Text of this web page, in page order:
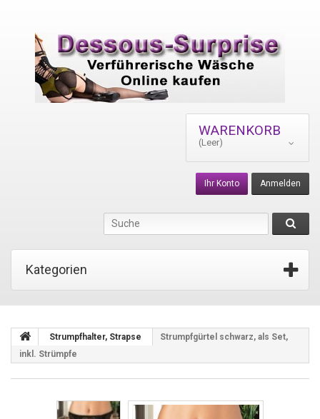
WARENKORB
(Leer)
Anmelden
Ihr Konto
Kategorien
Strumpfhalter, Strapse
Strumpfgürtel schwarz, als Set,
inkl. Strümpfe